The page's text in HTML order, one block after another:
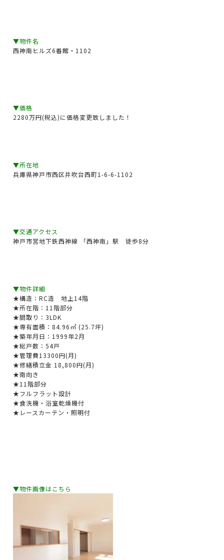
▼物件名
西神南ヒルズ6番館・1102
▼価格
2280万円(税込)に価格変更致しました！
▼所在地
兵庫県神戸市西区井吹台西町1-6-6-1102
▼交通アクセス
神戸市営地下鉄西神線 「西神南」駅 徒歩8分
▼物件詳細
★構造：RC造 地上14階
★所在階：11階部分
★間取り：3LDK
★専有面積：84.96㎡ (25.7坪)
★築年月日：1999年2月
★総戸数：54戸
★管理費13300円(月)
★修繕積立金 18,800円(月)
★南向き
★11階部分
★フルフラット設計
★食洗機・浴室乾燥機付
★レースカーテン・照明付
▼物件画像はこちら